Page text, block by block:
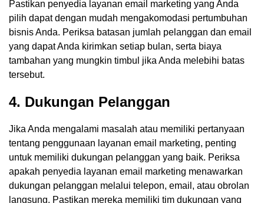
Pastikan penyedia layanan email marketing yang Anda
pilih dapat dengan mudah mengakomodasi pertumbuhan
bisnis Anda. Periksa batasan jumlah pelanggan dan email
yang dapat Anda kirimkan setiap bulan, serta biaya
tambahan yang mungkin timbul jika Anda melebihi batas
tersebut.
4. Dukungan Pelanggan
Jika Anda mengalami masalah atau memiliki pertanyaan
tentang penggunaan layanan email marketing, penting
untuk memiliki dukungan pelanggan yang baik. Periksa
apakah penyedia layanan email marketing menawarkan
dukungan pelanggan melalui telepon, email, atau obrolan
langsung. Pastikan mereka memiliki tim dukungan yang